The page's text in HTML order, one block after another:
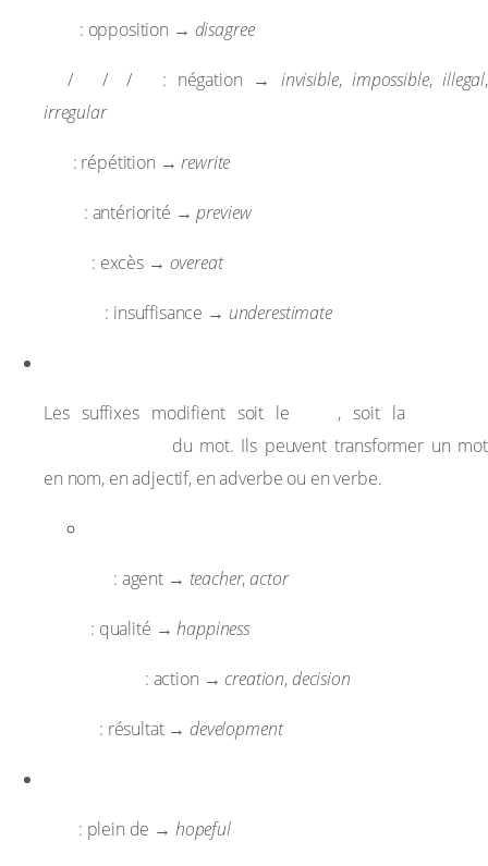
: opposition → disagree
/im-/ /ir- : négation → invisible,impossible,illegal,
irregular
: répétition →rewrite
: antériorité →preview
: excès → overeat
: insuffisance → underestimate
Les suffixes modifient soit le , soit la
du mot. Ils peuvent transformer un mot
en nom, en adjectif, en adverbe ou en verbe.
: agent → teacher,actor
: qualité →happiness
: action →creation,decision
: résultat →development
: plein de → hopeful